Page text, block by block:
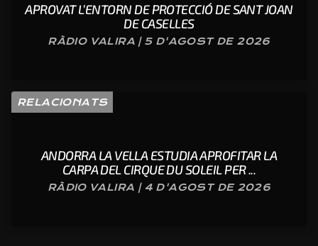
APROVAT L’ENTORN DE PROTECCIÓ DE SANT JOAN
DE CASELLES
RÀDIO VALIRA | 5 D'AGOST DE 2026
RELACIONATS
ANDORRA LA VELLA ESTUDIA APROFITAR LA
CARPA DEL CIRQUE DU SOLEIL PER ...
RÀDIO VALIRA | 4 D'AGOST DE 2026